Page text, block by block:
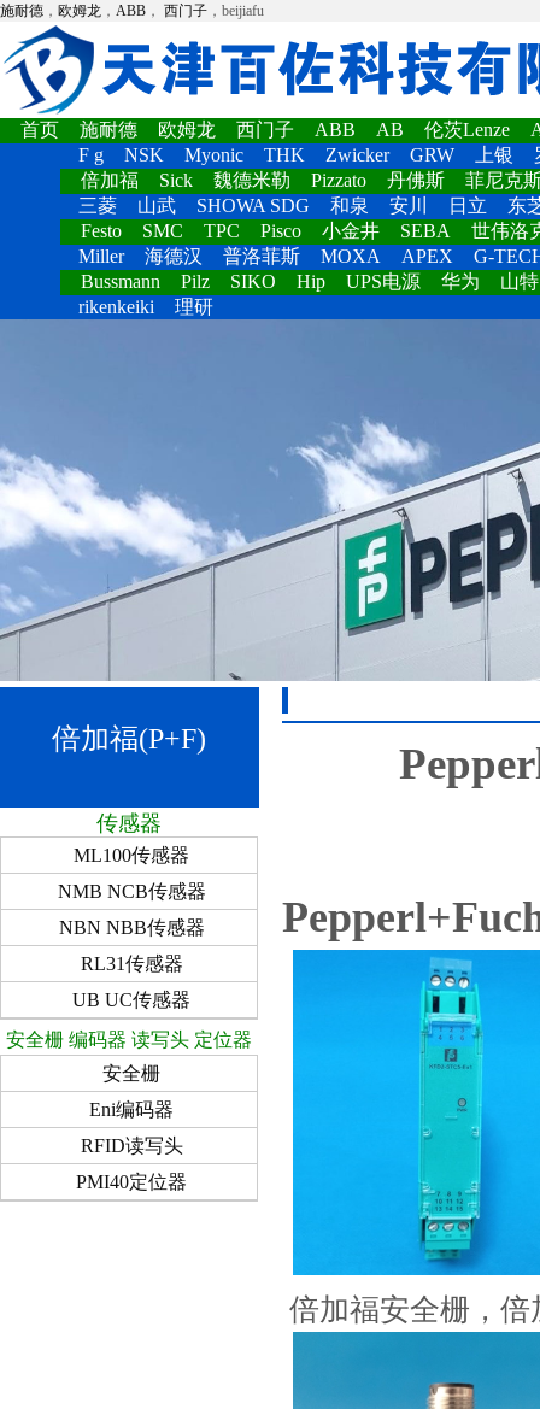
施耐德 ， 欧姆龙 ， ABB ， 西门子 ，beijiafu
首页 施耐德 欧姆龙 西门子 ABB AB 伦茨Lenze
F g
NSK Myonic THK Zwicker GRW 上银
倍加福
Sick 魏德米勒 Pizzato 丹佛斯
菲尼克
三菱
山武 SHOWA SDG 和泉 安川 日立
东
Festo
SMC TPC Pisco 小金井 SEBA
世伟洛
Miller
海德汉 普洛菲斯 MOXA APEX
G-
Bussmann
Pilz SIKO Hip UPS电源 华为
山特
rikenkeiki
理研
倍加福(P+F)
传感器
ML100传感器
NMB NCB传感器
NBN NBB传感器
RL31传感器
UB UC传感器
安全栅 编码器 读写头 定位器
安全栅
Eni编码器
RFID读写头
PMI40定位器
倍加福安全栅，倍